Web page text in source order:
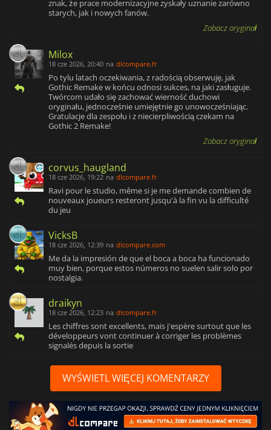
znak, że prace modernizacyjne zyskały uznanie zarówno
starych, jak i nowych fanów.
Zobacz oryginał
Milox
18 cze 2026, 20:40 na dlcompare.fr
Po tylu latach oczekiwania, z radością obserwuję, jak
Gothic Remake w końcu odnosi sukces, na jaki zasługuje.
Twórcom udało się zachować wierność duchowi
oryginału, jednocześnie umiejętnie go unowocześniając.
Gratulacje dla zespołu i z niecierpliwością czekam na
Gothic 2 Remake!
Zobacz oryginał
corvus_haugland
18 cze 2026, 19:22 na dlcompare.fr
Ravi pour le studio, même si je me demande combien de
nouveaux joueurs resteront jusqu'à la fin vu la difficulté
du jeu
VicksB
18 cze 2026, 12:39 na dlcompare.com
Me da la impresión de que el boca a boca ha funcionado
muy bien, porque estos números no suelen salir solo por
nostalgia.
draikyn
18 cze 2026, 12:23 na dlcompare.fr
Les chiffres sont excellents, mais j'espère surtout que les
développeurs vont continuer à corriger les problèmes
signalés depuis la sortie
WYŚWIETL WIĘCEJ KOMENTARZY